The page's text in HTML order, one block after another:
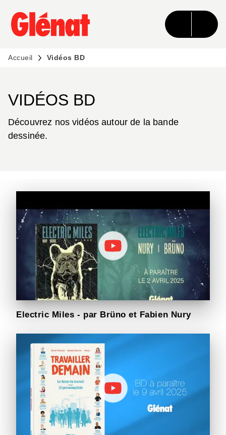
MENU RECHERCHE CONTENU
PIED DE PAGE
Accueil Vidéos BD
VIDÉOS BD
Découvrez nos vidéos autour de la bande
dessinée.
Electric Miles - par Brüno et Fabien Nury